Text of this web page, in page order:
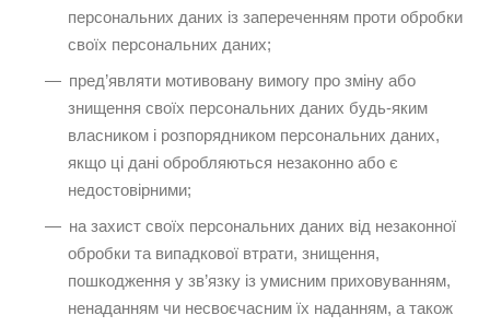
персональних даних із запереченням проти обробки
своїх персональних даних;
пред’являти мотивовану вимогу про зміну або
знищення своїх персональних даних будь-яким
власником і розпорядником персональних даних,
якщо ці дані обробляються незаконно або є
недостовірними;
на захист своїх персональних даних від незаконної
обробки та випадкової втрати, знищення,
пошкодження у зв’язку із умисним приховуванням,
ненаданням чи несвоєчасним їх наданням, а також